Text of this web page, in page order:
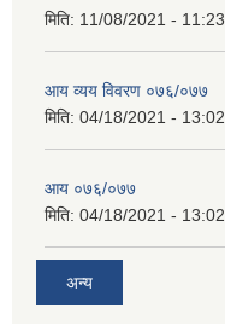
मिति: 11/08/2021 - 11:23
आय व्यय विवरण ०७६/०७७
मिति: 04/18/2021 - 13:02
आय ०७६/०७७
मिति: 04/18/2021 - 13:02
अन्य